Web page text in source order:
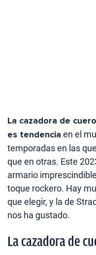
La cazadora de
es tendencia en el
temporadas en las
que en otras. Este
armario
toque rockero. Hay
que elegir, y la de
nos ha gustado.
La cazadora de